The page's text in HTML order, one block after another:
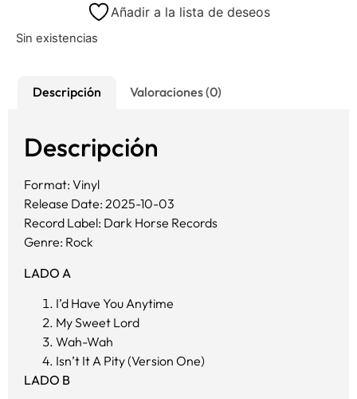
Añadir a la lista de deseos
Sin existencias
Descripción Valoraciones (0)
Descripción
Format: Vinyl
Release Date: 2025-10-03
Record Label: Dark Horse Records
Genre: Rock
LADO A
I’d Have You Anytime
My Sweet Lord
Wah-Wah
Isn’t It A Pity (Version One)
LADO B